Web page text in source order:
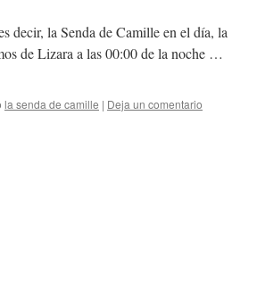
decir, la Senda de Camille en el día, la
de Lizara a las 00:00 de la noche …
la senda de camille | Deja un comentario